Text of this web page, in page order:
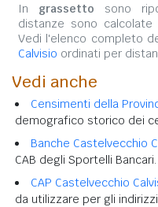
In grassetto sono
distanze sono
Vedi l'elenco completo
Calvisio ordinati per
Vedi anche
Censimenti della
demografico storico dei
Banche Castelvecchio
CAB degli Sportelli Bancari.
CAP Castelvecchio
da utilizzare per gli